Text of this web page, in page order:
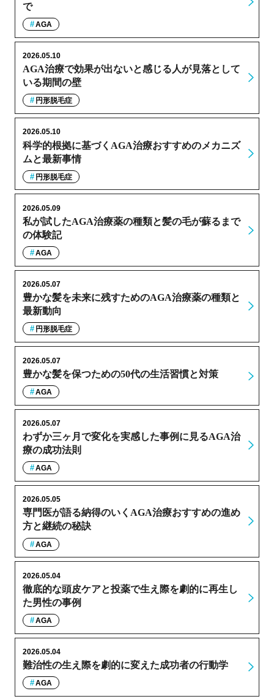
で
AGA
AGA治療で効果が出ないと感じる人が見落として
いる期間の壁
2026.05.10
円形脱毛症
科学的根拠に基づくAGA治療おすすめのメカニズ
ムと最新事情
2026.05.10
円形脱毛症
私が試したAGA治療薬の種類と髪の毛が蘇るまで
の体験記
2026.05.09
AGA
豊かな髪を未来に残すためのAGA治療薬の種類と
最新動向
2026.05.07
円形脱毛症
豊かな髪を保つための50代の生活習慣と対策
2026.05.07
AGA
わずか三ヶ月で変化を実感した事例に見るAGA治
療の成功法則
2026.05.07
AGA
専門医が語る納得のいくAGA治療おすすめの進め
方と継続の秘訣
2026.05.05
AGA
徹底的な頭皮ケアと投薬で生え際を劇的に再生し
た男性の事例
2026.05.04
AGA
難治性の生え際を劇的に変えた成功者の行動学
2026.05.04
AGA